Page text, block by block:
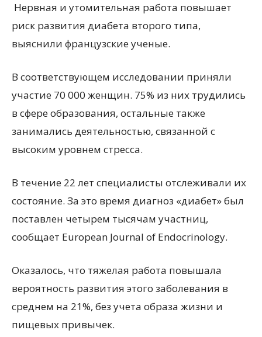
Нервная и утомительная работа повышает
риск развития диабета второго типа,
выяснили французские ученые.
В соответствующем исследовании приняли
участие 70 000 женщин. 75% из них трудились
в сфере образования, остальные также
занимались деятельностью, связанной с
высоким уровнем стресса.
В течение 22 лет специалисты отслеживали их
состояние. За это время диагноз «диабет» был
поставлен четырем тысячам участниц,
сообщает European Journal of Endocrinology.
Оказалось, что тяжелая работа повышала
вероятность развития этого заболевания в
среднем на 21%, без учета образа жизни и
пищевых привычек.